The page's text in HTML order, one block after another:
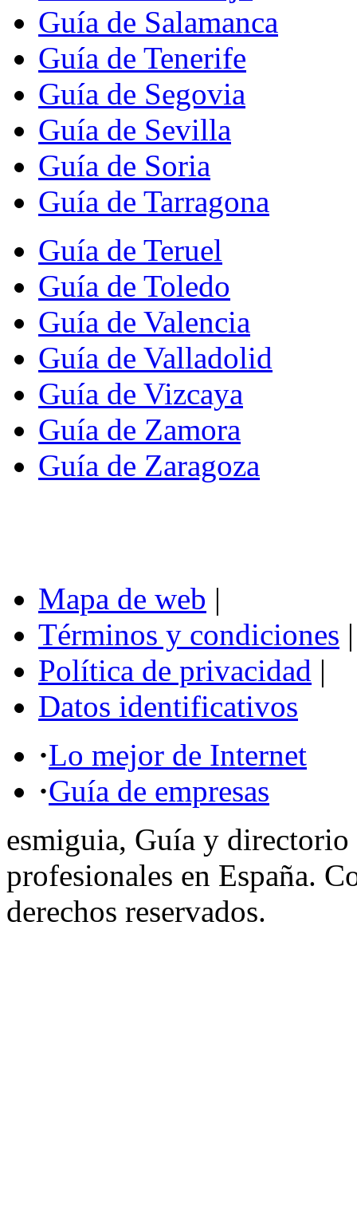
Guía de Salamanca
Guía de Tenerife
Guía de Segovia
Guía de Sevilla
Guía de Soria
Guía de Tarragona
Guía de Teruel
Guía de Toledo
Guía de Valencia
Guía de Valladolid
Guía de Vizcaya
Guía de Zamora
Guía de Zaragoza
Mapa de web |
Términos y condiciones |
Política de privacidad |
Datos identificativos
·Lo mejor de Internet
·Guía de empresas
esmiguia, Guía y directorio
profesionales en España.
derechos reservados.